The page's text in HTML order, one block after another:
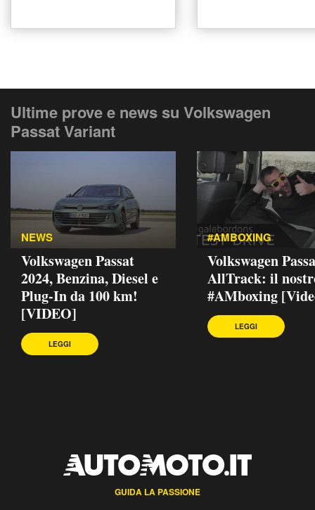
Ultime prove e news su Volkswagen
Passat Variant
NEWS
Volkswagen Passat
2024, Benzina, Diesel e
Plug-In da 100 km!
[VIDEO]
LEGGI
#AMBOXING
Volkswagen
AllTrack: il
#AMboxing
LEGGI
GUIDA LA PASSIONE